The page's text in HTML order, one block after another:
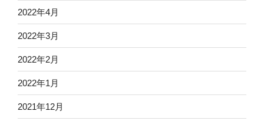
2022年4月
2022年3月
2022年2月
2022年1月
2021年12月